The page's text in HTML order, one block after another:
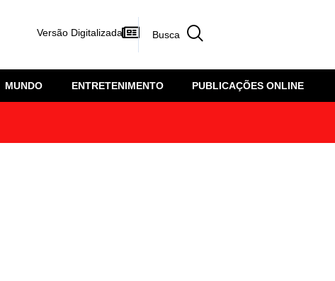
Versão Digitalizada
MUNDO ENTRETENIMENTO PUBLICAÇÕES ONLINE